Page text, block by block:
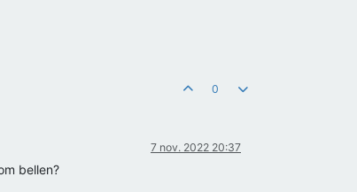
0
7 nov. 2022 20:37
bellen?